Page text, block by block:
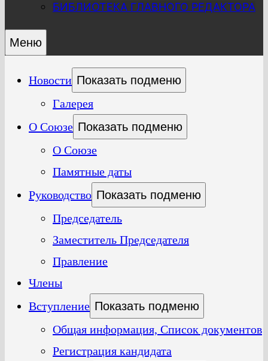
БИБЛИОТЕКА ГЛАВНОГО РЕДАКТОРА
Меню
Новости Показать подменю
Галерея
О Союзе Показать подменю
О Союзе
Памятные даты
Руководство Показать подменю
Председатель
Заместитель Председателя
Правление
Члены
Вступление Показать подменю
Общая информация, Список документов
Регистрация кандидата